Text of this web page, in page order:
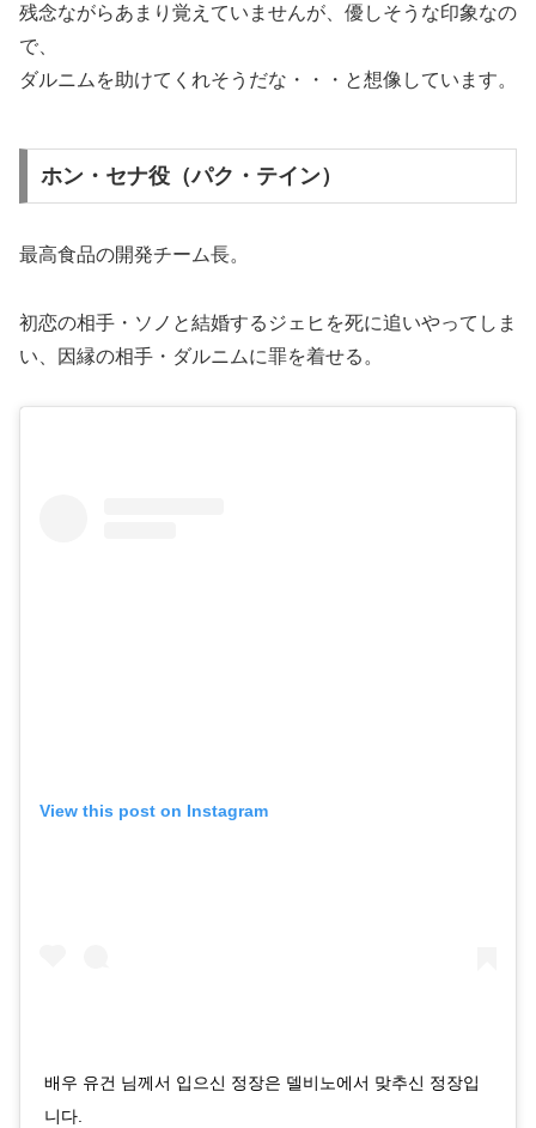
残念ながらあまり覚えていませんが、優しそうな印象なの
で、
ダルニムを助けてくれそうだな・・・と想像しています。
ホン・セナ役（パク・テイン）
最高食品の開発チーム長。
初恋の相手・ソノと結婚するジェヒを死に追いやってしま
い、因縁の相手・ダルニムに罪を着せる。
View this post on Instagram
배우 유건 님께서 입으신 정장은 델비노에서 맞추신 정장입
니다.